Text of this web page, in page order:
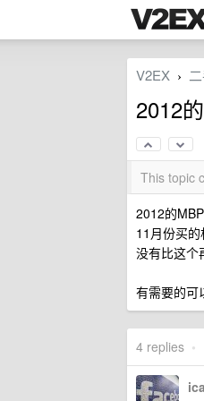
V2EX ›
2012
This topic
2012的
11月份买的
没有比这个
有需要的可
4 replies •